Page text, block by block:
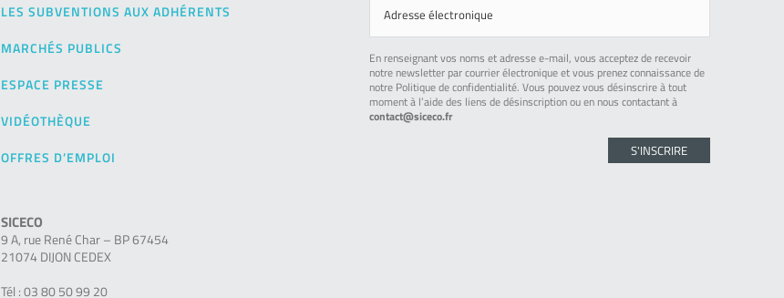
LES SUBVENTIONS AUX ADHÉRENTS
MARCHÉS PUBLICS
ESPACE PRESSE
VIDÉOTHÈQUE
OFFRES D’EMPLOI
SICECO
9 A, rue René Char – BP 67454
21074 DIJON CEDEX
Tél : 03 80 50 99 20
En renseignant vos noms et adresse e-mail, vous acceptez de recevoir
notre newsletter par courrier électronique et vous prenez connaissance de
notre Politique de confidentialité. Vous pouvez vous désinscrire à tout
moment à l’aide des liens de désinscription ou en nous contactant à
contact@siceco.fr